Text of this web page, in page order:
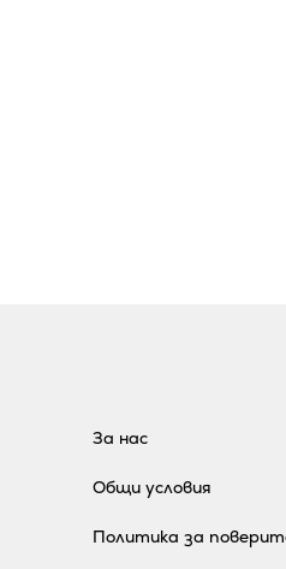
За нас
Общи условия
Политика за